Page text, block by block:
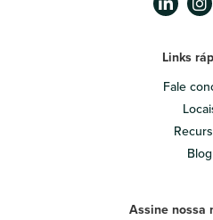
Links
Fale
Blog
Assine nossa